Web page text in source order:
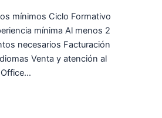
mínimos Ciclo Formativo
mínima Al menos 2
necesarios Facturación
Venta y atención al